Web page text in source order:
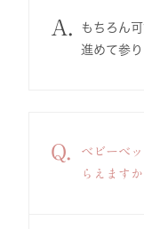
A.
もちろん
進めて参り
Q.
ベビーベ
らえますか